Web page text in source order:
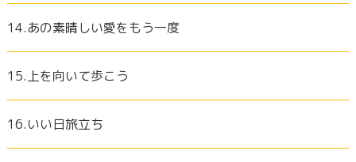
14.あの素晴しい愛をもう一度
15.上を向いて歩こう
16.いい日旅立ち